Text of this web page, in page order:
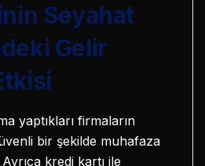
Seyahat
Gelir
yaptıkları firmaların
bir şekilde muhafaza
kredi kartı ile